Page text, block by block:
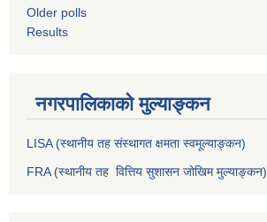
Older polls
Results
नगरपालिकाको मुल्याङ्कन
LISA (स्थानीय तह संस्थागत क्षमता स्वमूल्याङ्कन)
FRA (स्थानीय तह वित्तिय सुशासन जोखिम मुल्याङ्कन)